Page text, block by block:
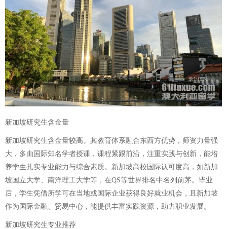
新加坡研究生含金量
新加坡研究生含金量较高。其教育体系融合东西方优势，师资力量强
大，多由国际知名学者授课，课程紧跟前沿，注重实践与创新，能培
养学生扎实专业能力与综合素质。新加坡高校国际认可度高，如新加
坡国立大学、南洋理工大学等，在QS等世界排名中名列前茅。毕业
后，学生凭借所学可在当地或国际企业获得良好就业机会，且新加坡
作为国际金融、贸易中心，能提供丰富实践资源，助力职业发展。
新加坡研究生专业推荐